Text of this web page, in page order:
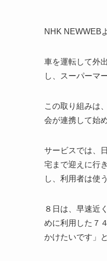
NHK NEWWEB
車を運転して外
し、スーパーマ
この取り組みは
会が連携して始
サービスでは、
宅まで迎えに行
し、利用者は使
８日は、早速近
めに利用した７
かけたいです」